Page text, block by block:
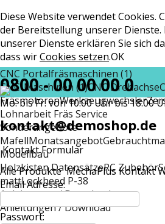
Diese Website verwendet Cookies.
der Bereitstellung unserer
unserer Dienste erklären Sie sich
dass wirCookies setzen.OK
CNC Portalfräsmaschinen (1)
CNC-Maschinen (1)CNC Drehachse
FräsmotorenWerkzeugwechsler
Lohnarbeit Fräs Service
Sonderangebote
MafellMonatsangebot
Modellbau
Holzkisten DatensätzeRC Zubehör
mattLockheed P-38
Anleitungen / Download
Anleitungen / Download
0800 - 00 00 00 0
Mo. bis Fr. von 10:00 Uhr bis 18:00
kontakt@demoshop.de
Kontakt Formular
Alle Produkte MechaPlus Kontakt
Email Adresse:
Passwort: